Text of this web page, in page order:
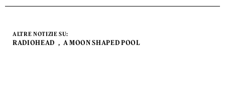
ALTRE NOTIZIE SU:
RADIOHEAD A MOON SHAPED POOL